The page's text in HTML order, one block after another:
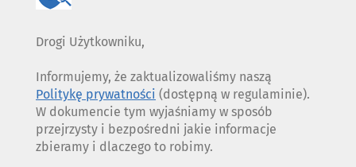
Drogi Użytkowniku,
Informujemy, że zaktualizowaliśmy naszą
Politykę prywatności (dostępną w regulaminie).
W dokumencie tym wyjaśniamy w sposób
przejrzysty i bezpośredni jakie informacje
zbieramy i dlaczego to robimy.